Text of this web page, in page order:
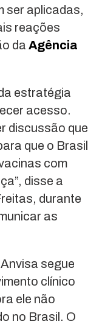
ser aplicadas,
reações
da Agência
estratégia
acesso.
discussão que
que o Brasil
com
disse a
durante
as
segue
clínico
ele não
no Brasil. O